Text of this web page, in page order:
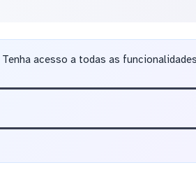
Tenha acesso a todas as